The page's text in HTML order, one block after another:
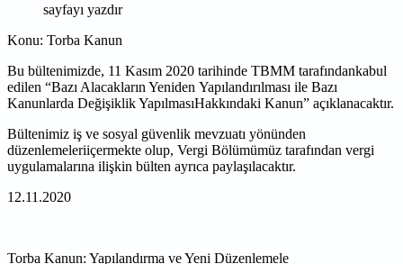
sayfayı yazdır
Konu: Torba Kanun
Bu bültenimizde, 11 Kasım 2020 tarihinde TBMM tarafındankabul
edilen “Bazı Alacakların Yeniden Yapılandırılması ile Bazı
Kanunlarda Değişiklik YapılmasıHakkındaki Kanun” açıklanacaktır.
Bültenimiz iş ve sosyal güvenlik mevzuatı yönünden
düzenlemeleriiçermekte olup, Vergi Bölümümüz tarafından vergi
uygulamalarına ilişkin bülten ayrıca paylaşılacaktır.
12.11.2020
Torba Kanun: Yapılandırma ve Yeni Düzenlemele